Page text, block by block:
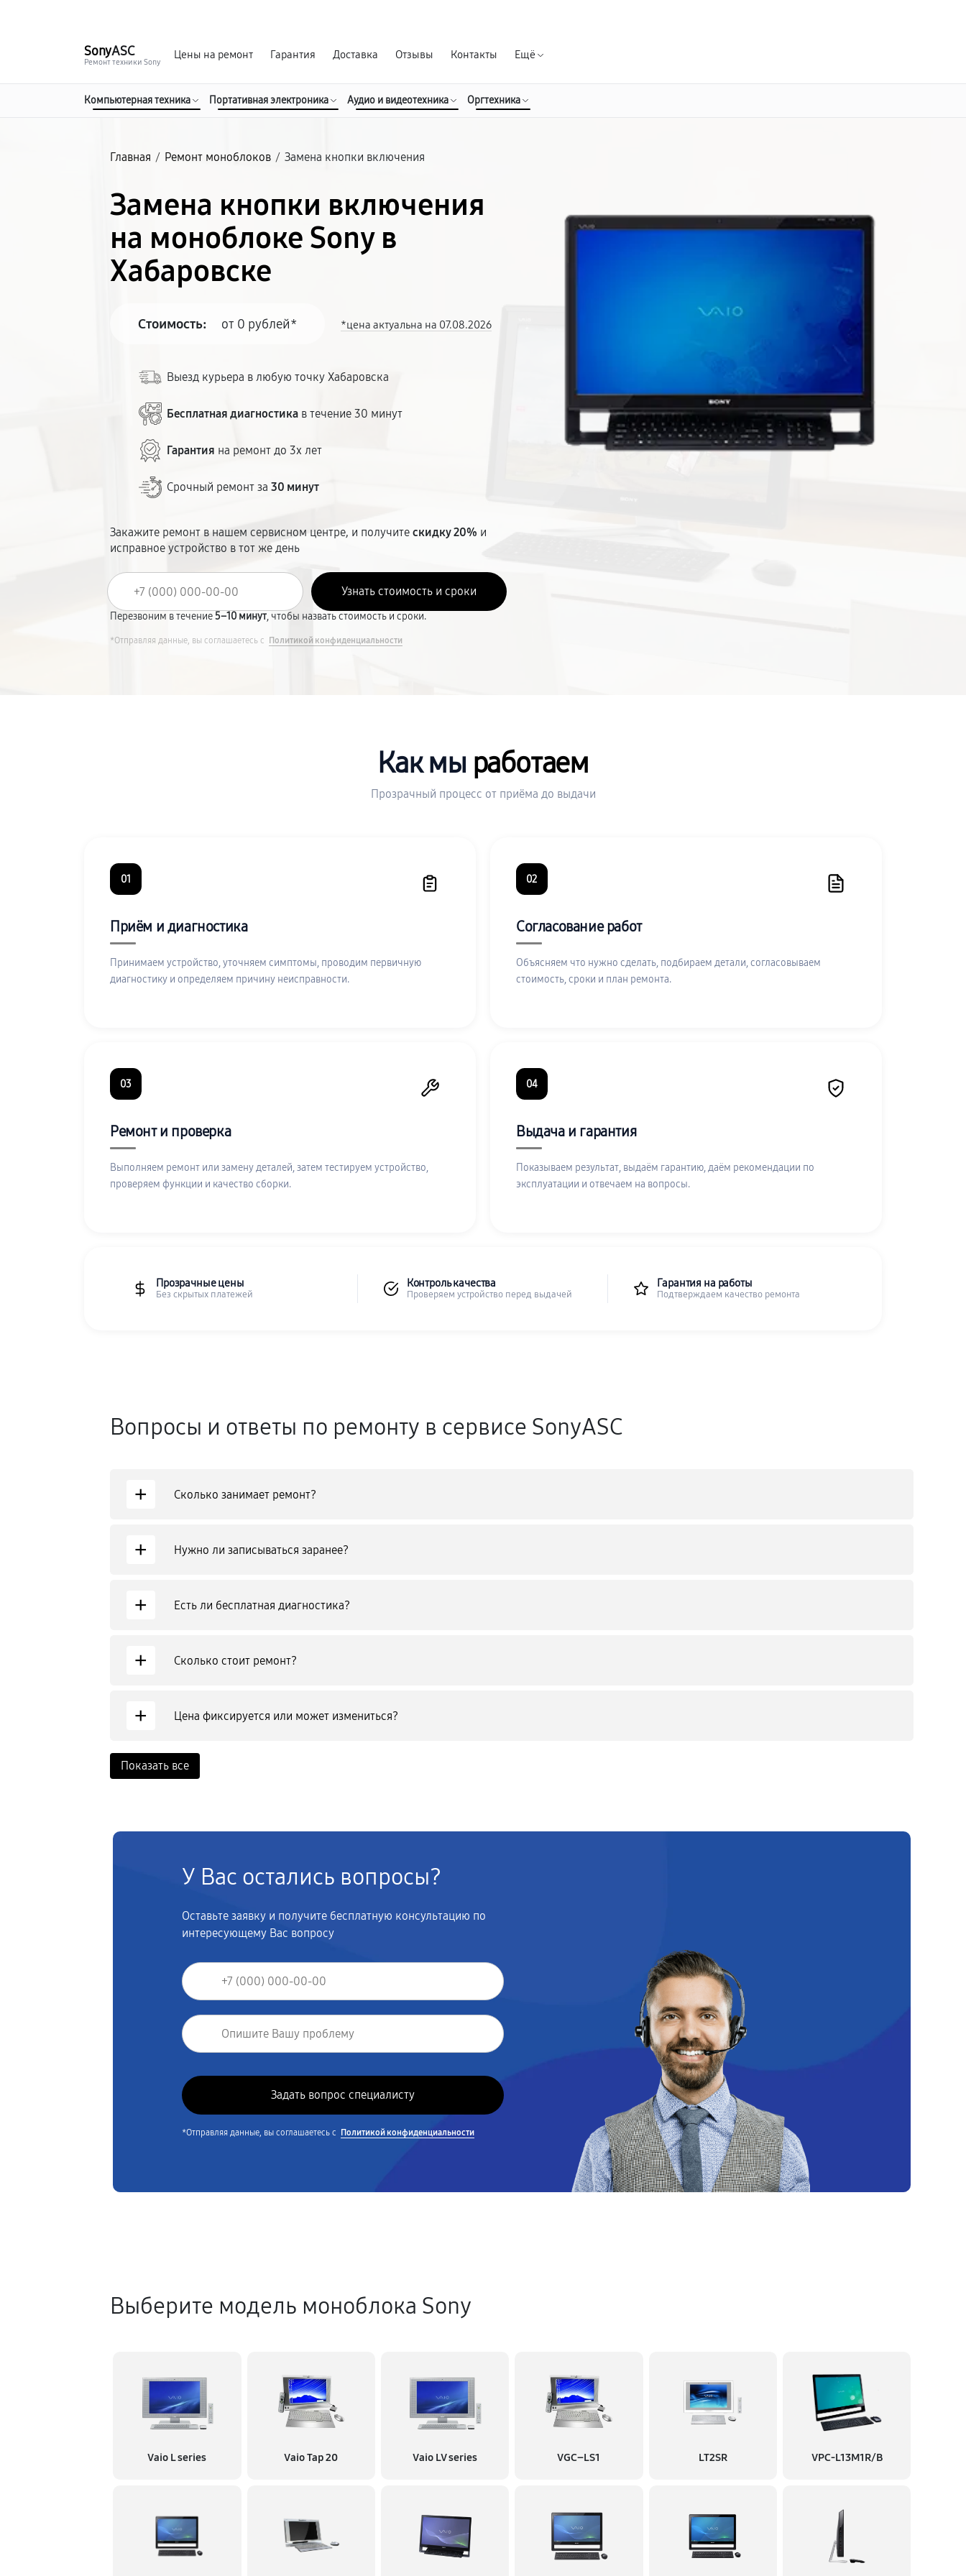
SonyASC
Ремонт техники Sony
Цены на ремонт Гарантия Доставка Отзывы Контакты Ещё
Компьютерная техника Портативная электроника Аудио и видеотехника Оргтехника
Главная / Ремонт моноблоков / Замена кнопки включения
Замена кнопки включения
на моноблоке Sony в
Хабаровске
Стоимость: от 0 рублей* *цена актуальна на 07.08.2026
Выезд курьера в любую точку Хабаровска
Бесплатная диагностика в течение 30 минут
Гарантия на ремонт до 3х лет
Срочный ремонт за30 минут
Закажите ремонт в нашем сервисном центре, и получитескидку 20% и
исправное устройство в тот же день
Перезвоним в течение5–10 минут, чтобы назвать стоимость и сроки.
*Отправляя данные, вы соглашаетесь с Политикой конфиденциальности
Как мы работаем
Прозрачный процесс от приёма до выдачи
01
Приём и диагностика
Принимаем устройство, уточняем симптомы, проводим первичную
диагностику и определяем причину неисправности.
02
Согласование работ
Объясняем что нужно сделать, подбираем детали, согласовываем
стоимость, сроки и план ремонта.
03
Ремонт и проверка
Выполняем ремонт или замену деталей, затем тестируем устройство,
проверяем функции и качество сборки.
04
Выдача и гарантия
Показываем результат, выдаём гарантию, даём рекомендации по
эксплуатации и отвечаем на вопросы.
Прозрачные цены
Без скрытых платежей
Контроль качества
Проверяем устройство перед выдачей
Гарантия на работы
Подтверждаем качество ремонта
Вопросы и ответы по ремонту в сервисе SonyASC
+ Сколько занимает ремонт?
+ Нужно ли записываться заранее?
+ Есть ли бесплатная диагностика?
+ Сколько стоит ремонт?
+ Цена фиксируется или может измениться?
Показать все
У Вас остались вопросы?
Оставьте заявку и получите бесплатную консультацию по
интересующему Вас вопросу
*Отправляя данные, вы соглашаетесь с Политикой конфиденциальности
Выберите модель моноблока Sony
Vaio L series Vaio Tap 20 Vaio LV series VGC–LS1 LT2SR VPC-L13M1R/B